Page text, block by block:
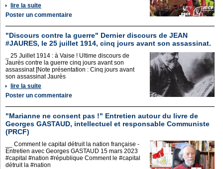
lire la suite
Poster un commentaire
"Discours contre la guerre" Dernier discours de JEAN
#JAURES, le 25 juillet 1914, cinq jours avant son assassinat.
_ 25 Juillet 1914 : à Vaise ! Ultime discours de
Jaurès contre la guerre cinq jours avant son
assassinat [Note présentation : Cinq jours avant
son assassinat Jaurès
lire la suite
Poster un commentaire
"Marianne ne consent pas !" Entretien autour du livre de
Georges GASTAUD, intellectuel et responsable Communiste
(PRCF)
__ Comment le capital détruit la nation française -
Entretien avec Georges GASTAUD 15 mars 2023
#capital #nation #république Comment le #capital
détruit la #nation